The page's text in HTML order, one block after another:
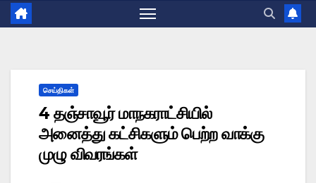
செய்திகள்
4 தஞ்சாவூர் மாநகராட்சியில்
அனைத்து கட்சிகளும் பெற்ற வாக்கு
முழு விவரங்கள்